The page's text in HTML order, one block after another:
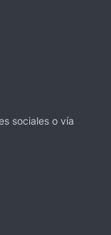
sociales o vía